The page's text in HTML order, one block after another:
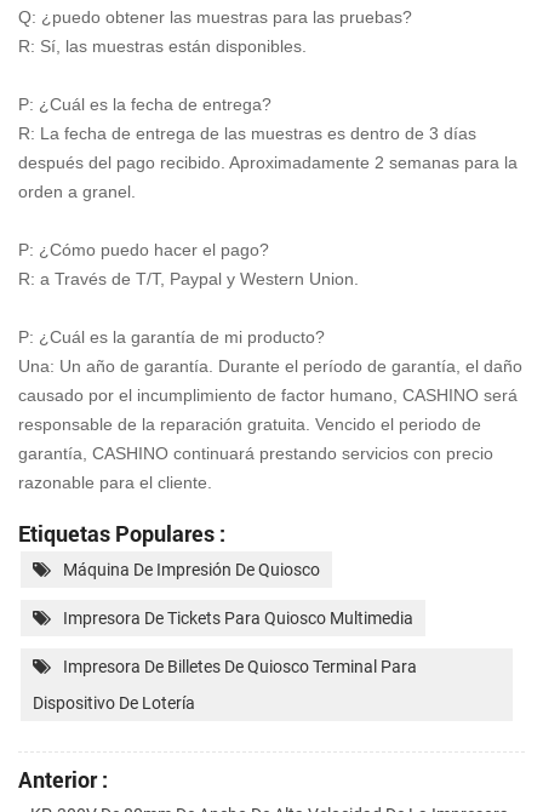
Q: ¿puedo obtener las muestras para las pruebas?
R: Sí, las muestras están disponibles.
P: ¿Cuál es la fecha de entrega?
R: La fecha de entrega de las muestras es dentro de 3 días
después del pago recibido. Aproximadamente 2 semanas para la
orden a granel.
P: ¿Cómo puedo hacer el pago?
R: a Través de T/T, Paypal y Western Union.
P: ¿Cuál es la garantía de mi producto?
Una: Un año de garantía. Durante el período de garantía, el daño
causado por el incumplimiento de factor humano, CASHINO será
responsable de la reparación gratuita. Vencido el periodo de
garantía, CASHINO continuará prestando servicios con precio
razonable para el cliente.
Etiquetas Populares :
Máquina De Impresión De Quiosco
Impresora De Tickets Para Quiosco Multimedia
Impresora De Billetes De Quiosco Terminal Para
Dispositivo De Lotería
Anterior :